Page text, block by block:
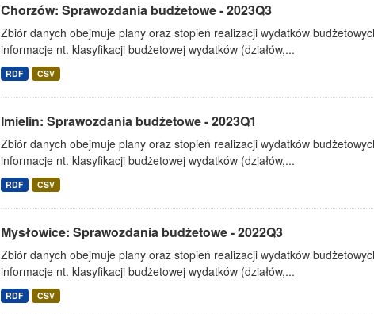
Chorzów: Sprawozdania budżetowe - 2023Q3
Zbiór danych obejmuje plany oraz stopień realizacji wydatków
informacje nt. klasyfikacji budżetowej wydatków (działów,...
RDF CSV
Imielin: Sprawozdania budżetowe - 2023Q1
Zbiór danych obejmuje plany oraz stopień realizacji wydatków
informacje nt. klasyfikacji budżetowej wydatków (działów,...
RDF CSV
Mysłowice: Sprawozdania budżetowe - 2022Q3
Zbiór danych obejmuje plany oraz stopień realizacji wydatków
informacje nt. klasyfikacji budżetowej wydatków (działów,...
RDF CSV